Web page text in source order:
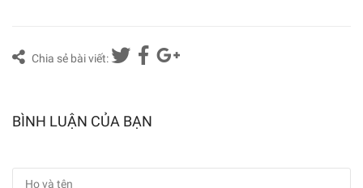
Chia sẻ bài viết:
BÌNH LUẬN CỦA BẠN